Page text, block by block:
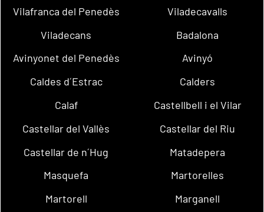
Vilafranca del Penedès
Viladecavalls
Viladecans
Badalona
Avinyonet del Penedès
Avinyó
Caldes d´Estrac
Calders
Calaf
Castellbell i el Vilar
Castellar del Vallès
Castellar del Riu
Castellar de n´Hug
Matadepera
Masquefa
Martorelles
Martorell
Marganell